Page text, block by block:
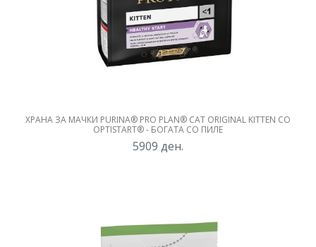
ХРАНА ЗА МАЧКИ PURINA® PRO PLAN® CAT ORIGINAL KITTEN СО
OPTISTART® - БОГАТА СО ПИЛЕ
5909 ден.